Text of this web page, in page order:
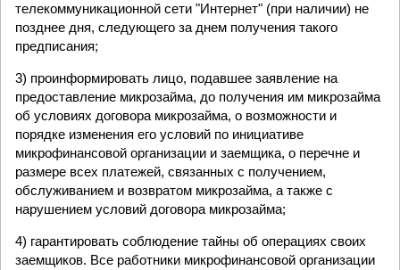
телекоммуникационной сети "Интернет" (при наличии) не
позднее дня, следующего за днем получения такого
предписания;
3) проинформировать лицо, подавшее заявление на
предоставление микрозайма, до получения им микрозайма
об условиях договора микрозайма, о возможности и
порядке изменения его условий по инициативе
микрофинансовой организации и заемщика, о перечне и
размере всех платежей, связанных с получением,
обслуживанием и возвратом микрозайма, а также с
нарушением условий договора микрозайма;
4) гарантировать соблюдение тайны об операциях своих
заемщиков. Все работники микрофинансовой организации